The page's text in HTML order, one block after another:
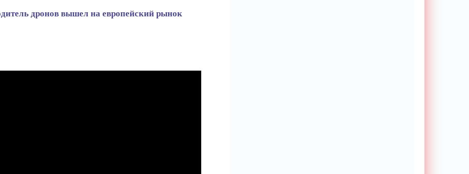
дронов вышел на европейский рынок